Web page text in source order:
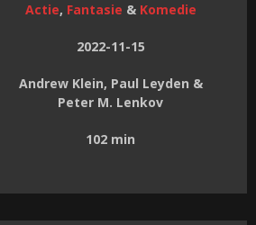
Actie, Fantasie & Komedie
2022-11-15
Andrew Klein, Paul Leyden &
Peter M. Lenkov
102 min